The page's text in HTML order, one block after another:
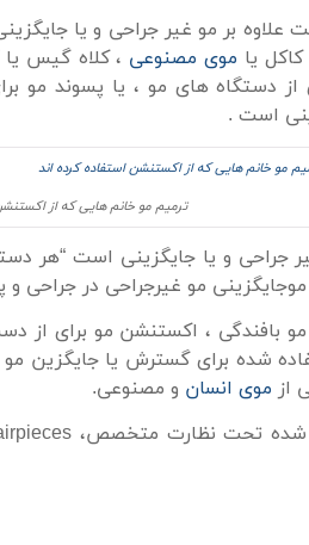
علاوه بر مو غیر جراحی و یا
کاکل یا موی مصنوعی ،کلاه گیس یا
دستگاه های مو ، یا پسوند مو
است .
ترمیم مو خانم هایی که از
جراحی و یا جایگزینی است “هر
موجایگزینی مو غیرجراحی در جراحی و
مو بافندگی ، اکستنشن مو برای از
شده برای گسترش یا جایگزین مو
از موی انسان و مصنوعی.
تحت نظارت متخصص،